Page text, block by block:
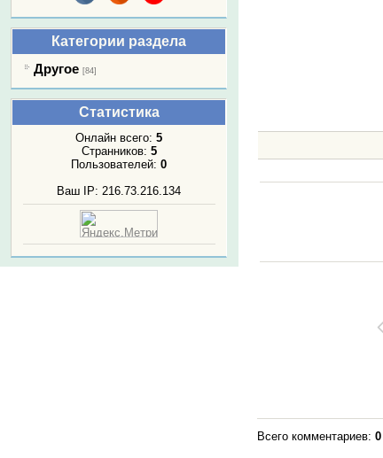
Категории раздела
Другое [84]
Статистика
Онлайн всего:5
Странников: 5
Пользователей:0
Ваш IP: 216.73.216.134
Всего комментариев:0